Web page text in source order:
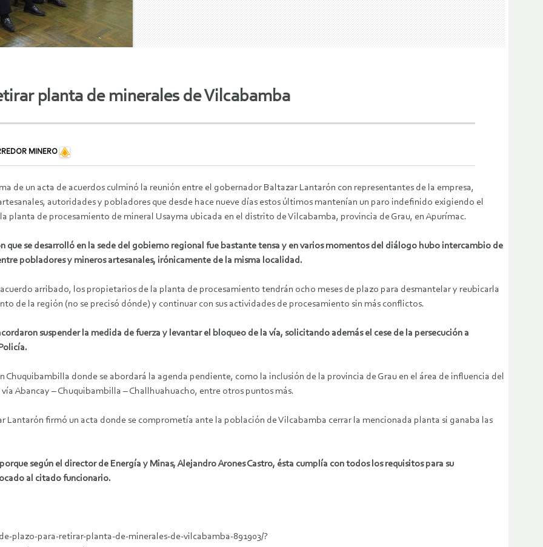
planta de minerales de Vilcabamba
MINERO
de un acta de acuerdos culminó la reunión entre el gobernador Baltazar Lantarón con representantes de la empresa,
autoridades y pobladores que desde hace nueve días estos últimos mantenían un paro indefinido exigiendo el
planta de procesamiento de mineral Usayma ubicada en el distrito de Vilcabamba, provincia de Grau, en Apurímac.
que se desarrolló en la sede del gobierno regional fue bastante tensa y en varios momentos del diálogo hubo intercambio de
pobladores y mineros artesanales, irónicamente de la misma localidad.
arribado, los propietarios de la planta de procesamiento tendrán ocho meses de plazo para desmantelar y reubicarla
de la región (no se precisó dónde) y continuar con sus actividades de procesamiento sin más conflictos.
suspender la medida de fuerza y levantar el bloqueo de la vía, solicitando además el cese de la persecución a
Chuquibambilla donde se abordará la agenda pendiente, como la inclusión de la provincia de Grau en el área de influencia del
Abancay – Chuquibambilla – Challhuahuacho, entre otros puntos más.
Lantarón firmó un acta donde se comprometía ante la población de Vilcabamba cerrar la mencionada planta si ganaba las
según el director de Energía y Minas, Alejandro Arones Castro, ésta cumplía con todos los requisitos para su
al citado funcionario.
plazo-para-retirar-planta-de-minerales-de-vilcabamba-891903/?